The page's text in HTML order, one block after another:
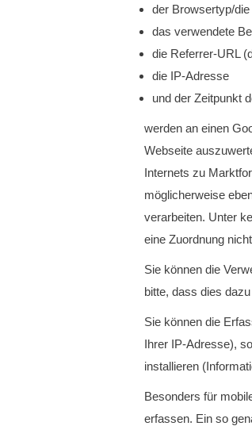
der Browsertyp/
das verwendete
die Referrer-URL
die IP-Adresse
und der Zeitpunkt
werden an einen
Webseite
Internets zu
möglicherweise
verarbeiten. Unter
eine Zuordnung
Sie können die
bitte, dass dies
Sie können die
Ihrer IP-Adresse),
installieren
Besonders für
erfassen. Ein so